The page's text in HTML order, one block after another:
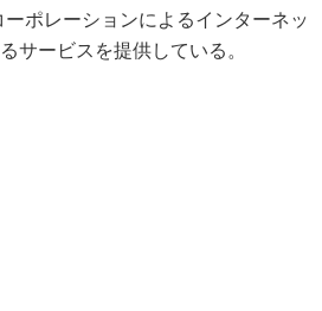
ポレーションによるインターネッ
サービスを提供している。